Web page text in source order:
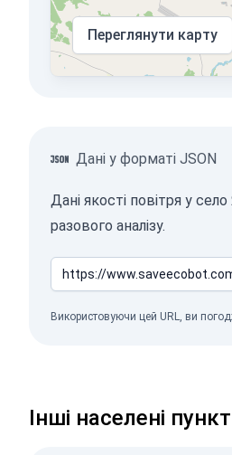
Переглянути карту
Дані у форматі JSON
Дані якості повітря у
разового аналізу.
Використовуючи цей URL, ви
Інші населені